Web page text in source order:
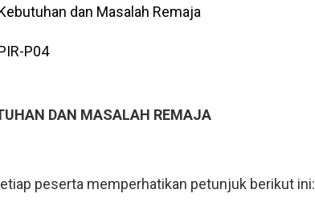
dan Masalah Remaja
P04
DAN MASALAH REMAJA
peserta memperhatikan petunjuk berikut ini: